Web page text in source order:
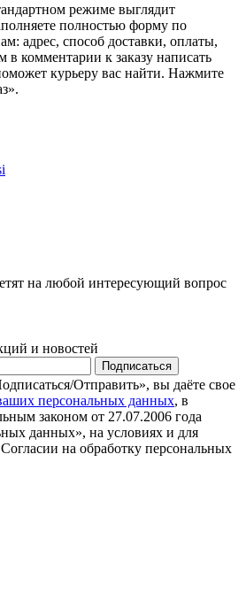
режиме выглядит
полностью форму по
адрес, способ доставки, оплаты,
в комментарии к заказу написать
курьеру вас найти. Нажмите
на любой интересующий вопрос
и новостей
Подписаться
Отправить», вы даёте свое
персональных данных, в
законом от 27.07.2006 года
данных», на условиях и для
на обработку персональных